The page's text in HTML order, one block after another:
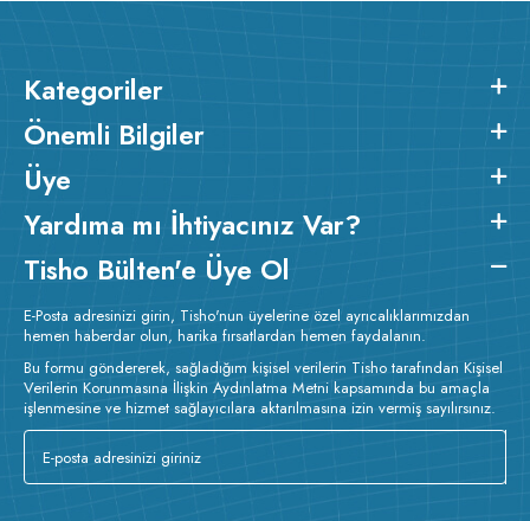
Kategoriler
Önemli Bilgiler
Üye
Yardıma mı İhtiyacınız Var?
Tisho Bülten'e Üye Ol
E-Posta adresinizi girin, Tisho'nun üyelerine özel ayrıcalıklarımızdan
hemen haberdar olun, harika fırsatlardan hemen faydalanın.
Bu formu göndererek, sağladığım kişisel verilerin Tisho tarafından Kişisel
Verilerin Korunmasına İlişkin Aydınlatma Metni kapsamında bu amaçla
işlenmesine ve hizmet sağlayıcılara aktarılmasına izin vermiş sayılırsınız.